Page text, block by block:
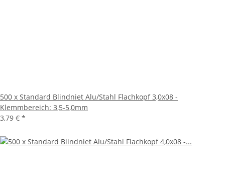
500 x Standard Blindniet Alu/Stahl Flachkopf 3,0x08 -
Klemmbereich: 3,5-5,0mm
3,79 € *